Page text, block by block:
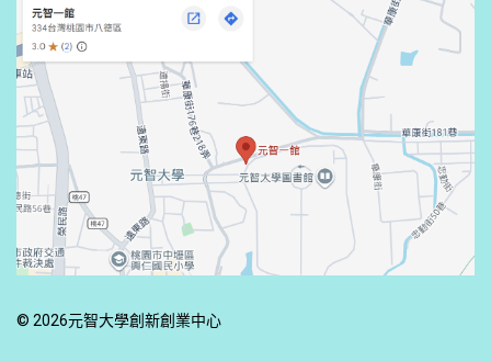
© 2026元智大學創新創業中心